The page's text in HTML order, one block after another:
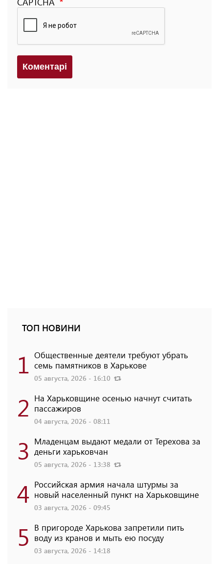
Коментарi
ТОП НОВИНИ
1 Общественные деятели требуют убрать
семь памятников в Харькове
05 августа, 2026 - 16:10
2 На Харьковщине осенью начнут считать
пассажиров
04 августа, 2026 - 08:11
3 Младенцам выдают медали от Терехова за
деньги харьковчан
05 августа, 2026 - 13:38
4 Российская армия начала штурмы за
новый населенный пункт на Харьковщине
03 августа, 2026 - 09:45
5 В пригороде Харькова запретили пить
воду из кранов и мыть ею посуду
03 августа, 2026 - 14:18